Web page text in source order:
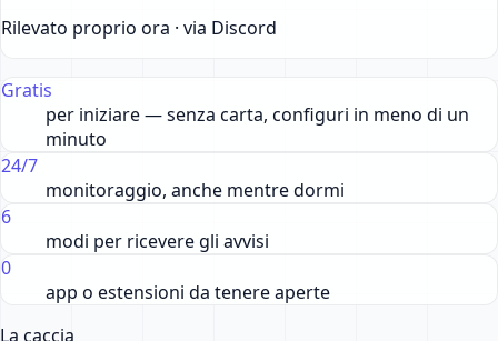
Rilevato proprio ora · via Discord
Gratis
per iniziare — senza carta, configuri in meno di un
minuto
24/7
monitoraggio, anche mentre dormi
6
modi per ricevere gli avvisi
0
app o estensioni da tenere aperte
La caccia